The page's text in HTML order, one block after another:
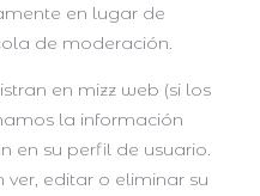
en lugar de
de moderación.
en mizz web (si los
la información
en su perfil de usuario.
ver, editar o eliminar su